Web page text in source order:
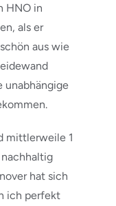
HNO in
als er
aus wie
unabhängige
mittlerweile 1
hat sich
ich perfekt